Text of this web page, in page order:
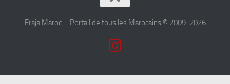
Fraja Maroc – Portail de tous les Marocains © 2009-2026